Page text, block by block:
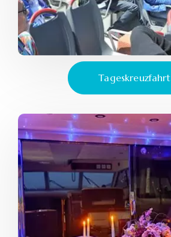
Tageskreuzfahrt